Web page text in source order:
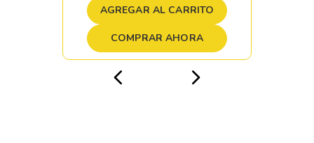
AGREGAR AL CARRITO
COMPRAR AHORA